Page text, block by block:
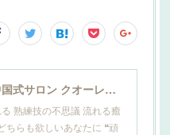
心と香りの中国式サロン クオーレ山田
熟練技の不思議 流れる癒
ちらも欲しいあなたに ❝頑